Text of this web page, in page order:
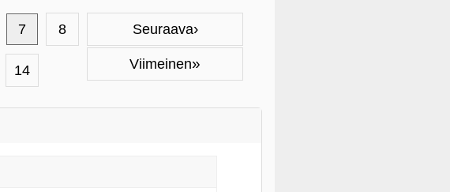
Seuraava›
Viimeinen»
7 8
14